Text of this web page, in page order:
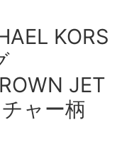
KORS
JET
ャー柄